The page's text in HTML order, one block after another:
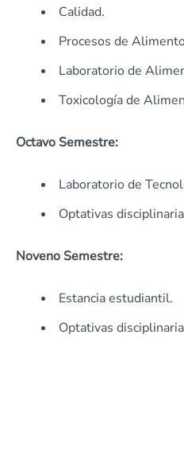
Calidad.
Procesos de
Laboratorio de
Toxicología de
Octavo Semestre:
Laboratorio de
Optativas
Noveno Semestre:
Estancia estudiantil.
Optativas